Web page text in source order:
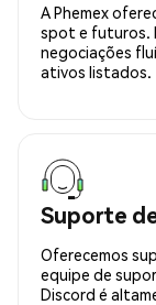
A Phemex
spot e futuros.
negociações
ativos listados.
Suporte
Oferecemos
equipe de
Discord é